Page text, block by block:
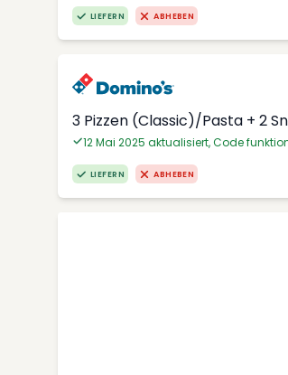
LIEFERN ABHEBEN
3 Pizzen (Classic)/Pasta + 2
12 Mai 2025 aktualisiert, Code
LIEFERN ABHEBEN